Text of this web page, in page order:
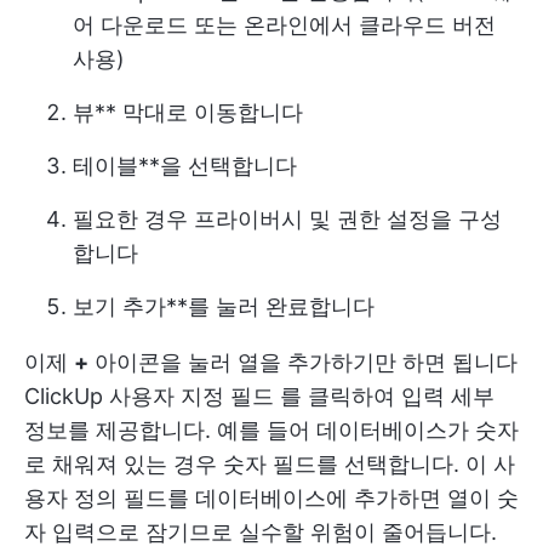
어 다운로드 또는 온라인에서 클라우드 버전
사용)
뷰** 막대로 이동합니다
테이블**을 선택합니다
필요한 경우 프라이버시 및 권한 설정을 구성
합니다
보기 추가**를 눌러 완료합니다
이제 + 아이콘을 눌러 열을 추가하기만 하면 됩니다
ClickUp 사용자 지정 필드 를 클릭하여 입력 세부
정보를 제공합니다. 예를 들어 데이터베이스가 숫자
로 채워져 있는 경우 숫자 필드를 선택합니다. 이 사
용자 정의 필드를 데이터베이스에 추가하면 열이 숫
자 입력으로 잠기므로 실수할 위험이 줄어듭니다.